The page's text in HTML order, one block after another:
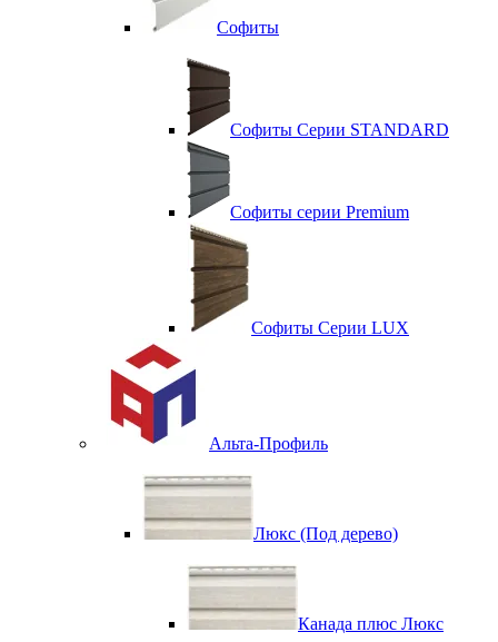
Софиты
Софиты Серии STANDARD
Софиты серии Premium
Софиты Серии LUX
Альта-Профиль
Люкс (Под дерево)
Канада плюс Люкс